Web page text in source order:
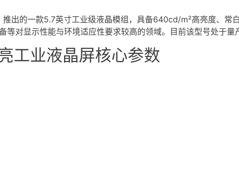
出的一款5.7英寸工业级液晶模组 ，具备640cd/m²高亮度、
对显示性能与环境适应性要求较高的领域。目前该型号处于量
工业液晶屏核心参数